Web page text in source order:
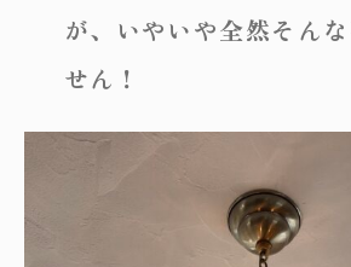
が、いやいや全然そん
せん！